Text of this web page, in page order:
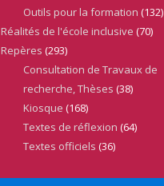
Outils pour la formation (132)
Réalités de l'école inclusive (70)
Repères (293)
Consultation de Travaux de
recherche, Thèses (38)
Kiosque (168)
Textes de réflexion (64)
Textes officiels (36)